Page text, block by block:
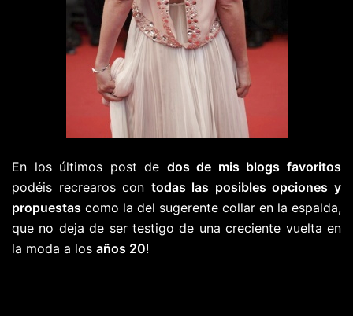
En los últimos post de dos de mis blogs favoritos
podéis recrearos con todas las posibles opciones y
propuestas como la del sugerente collar en la espalda,
que no deja de ser testigo de una creciente vuelta en
la moda a los años 20!